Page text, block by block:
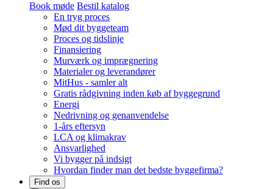
Book møde Bestil katalog
En tryg proces
Mød dit byggeteam
Proces og tidslinje
Finansiering
Murværk og imprægnering
Materialer og leverandører
MitHus - samler alt
Gratis rådgivning inden køb af byggegrund
Energi
Nedrivning og genanvendelse
1-års eftersyn
LCA og klimakrav
Ansvarlighed
Vi bygger på indsigt
Hvordan finder man det bedste byggefirma?
Find os